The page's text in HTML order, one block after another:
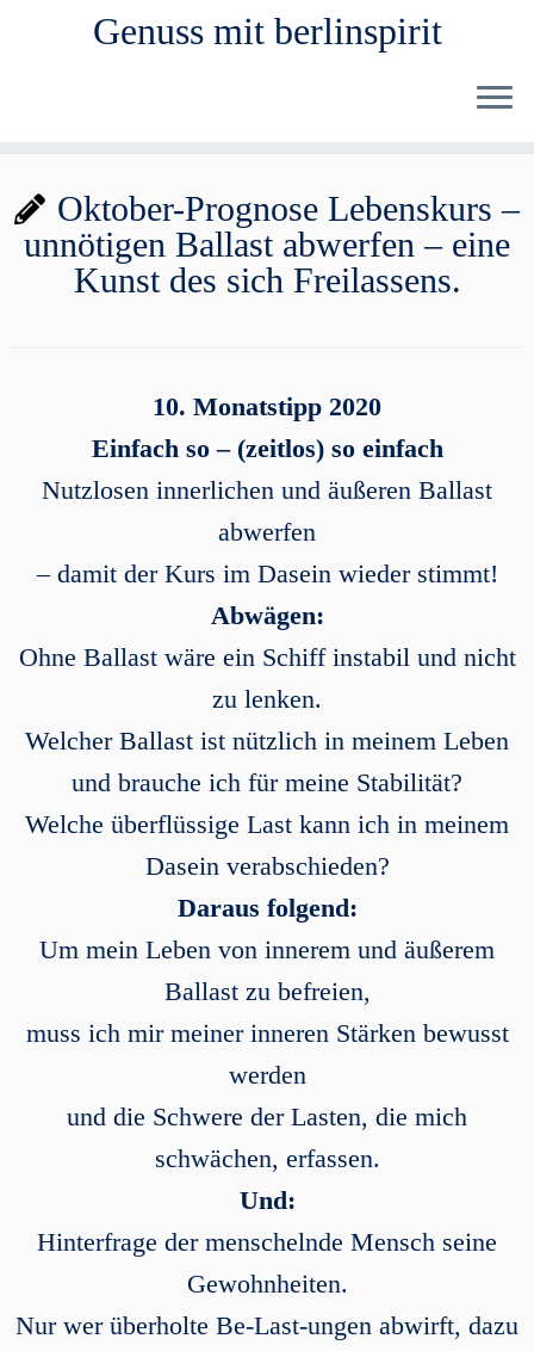
Inhalt
springen
Genuss mit berlinspirit
Oktober-Prognose Lebenskurs –
unnötigen Ballast abwerfen – eine
Kunst des sich Freilassens.
10. Monatstipp 2020
Einfach so – (zeitlos) so einfach
Nutzlosen innerlichen und äußeren Ballast
abwerfen
– damit der Kurs im Dasein wieder stimmt!
Abwägen:
Ohne Ballast wäre ein Schiff instabil und nicht
zu lenken.
Welcher Ballast ist nützlich in meinem Leben
und brauche ich für meine Stabilität?
Welche überflüssige Last kann ich in meinem
Dasein verabschieden?
Daraus folgend:
Um mein Leben von innerem und äußerem
Ballast zu befreien,
muss ich mir meiner inneren Stärken bewusst
werden
und die Schwere der Lasten, die mich
schwächen, erfassen.
Und:
Hinterfrage der menschelnde Mensch seine
Gewohnheiten.
Nur wer überholte Be-Last-ungen abwirft, dazu